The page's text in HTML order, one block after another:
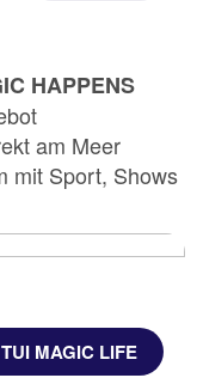
HAPPENS
am Meer
mit Sport, Shows
TUI MAGIC LIFE